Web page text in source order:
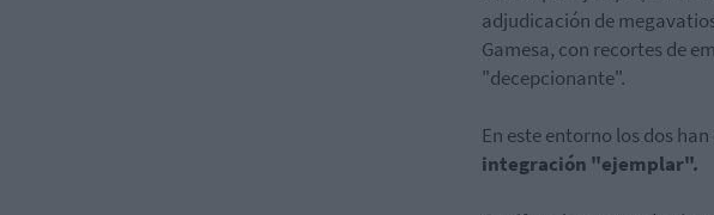
adjudicación de
Gamesa, con recortes de
"decepcionante".
En este entorno los dos
integración "ejemplar".